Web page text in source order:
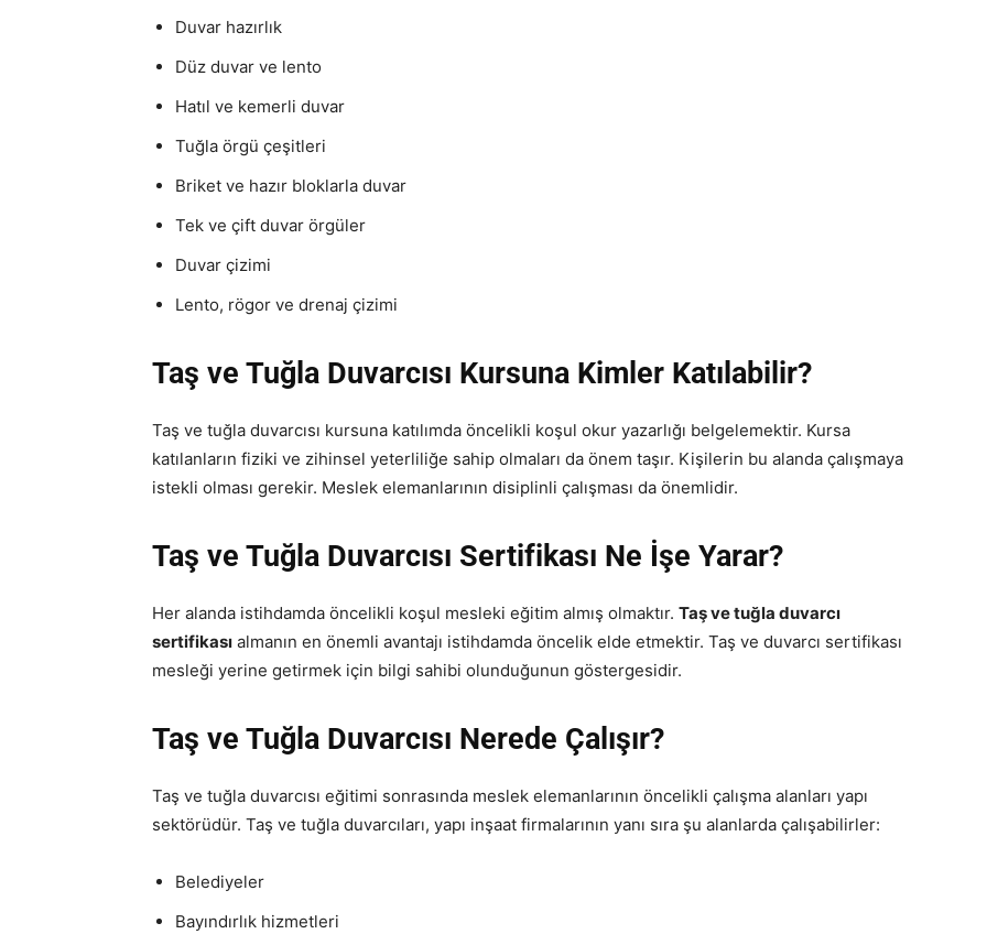
Duvar hazırlık
Düz duvar ve lento
Hatıl ve kemerli duvar
Tuğla örgü çeşitleri
Briket ve hazır bloklarla duvar
Tek ve çift duvar örgüler
Duvar çizimi
Lento, rögor ve drenaj çizimi
Taş ve Tuğla Duvarcısı Kursuna Kimler Katılabilir?
Taş ve tuğla duvarcısı kursuna katılımda öncelikli koşul okur yazarlığı belgelemektir. Kursa
katılanların fiziki ve zihinsel yeterliliğe sahip olmaları da önem taşır. Kişilerin bu alanda çalışmaya
istekli olması gerekir. Meslek elemanlarının disiplinli çalışması da önemlidir.
Taş ve Tuğla Duvarcısı Sertifikası Ne İşe Yarar?
Her alanda istihdamda öncelikli koşul mesleki eğitim almış olmaktır. Taş ve tuğla duvarcı
sertifikası almanın en önemli avantajı istihdamda öncelik elde etmektir. Taş ve duvarcı sertifikası
mesleği yerine getirmek için bilgi sahibi olunduğunun göstergesidir.
Taş ve Tuğla Duvarcısı Nerede Çalışır?
Taş ve tuğla duvarcısı eğitimi sonrasında meslek elemanlarının öncelikli çalışma alanları yapı
sektörüdür. Taş ve tuğla duvarcıları, yapı inşaat firmalarının yanı sıra şu alanlarda çalışabilirler:
Belediyeler
Bayındırlık hizmetleri